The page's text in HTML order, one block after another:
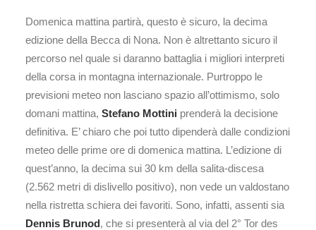
Domenica mattina partirà, questo è sicuro, la decima
edizione della Becca di Nona. Non è altrettanto sicuro il
percorso nel quale si daranno battaglia i migliori interpreti
della corsa in montagna internazionale. Purtroppo le
previsioni meteo non lasciano spazio all’ottimismo, solo
domani mattina, Stefano Mottini prenderà la decisione
definitiva. E’ chiaro che poi tutto dipenderà dalle condizioni
meteo delle prime ore di domenica mattina. L’edizione di
quest’anno, la decima sui 30 km della salita-discesa
(2.562 metri di dislivello positivo), non vede un valdostano
nella ristretta schiera dei favoriti. Sono, infatti, assenti sia
Dennis Brunod, che si presenterà al via del 2° Tor des